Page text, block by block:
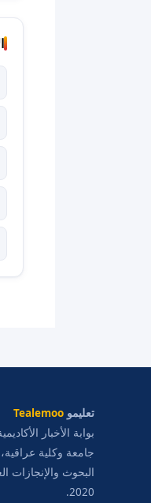
تعليمو Tealemoo
جامعة وكلية
البحوث والإنجازات
2020.